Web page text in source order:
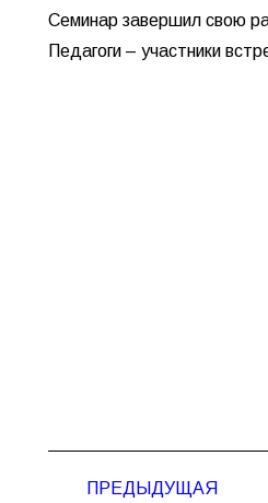
Семинар завершил свою
Педагоги – участники
ПРЕДЫДУЩАЯ